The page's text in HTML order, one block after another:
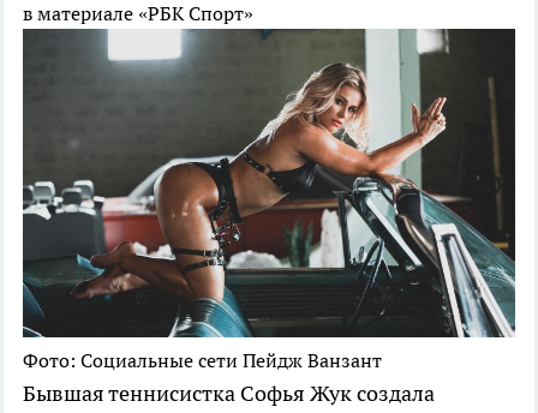
в материале «РБК Спорт»
Фото: Социальные сети Пейдж Ванзант
Бывшая теннисистка Софья Жук создала